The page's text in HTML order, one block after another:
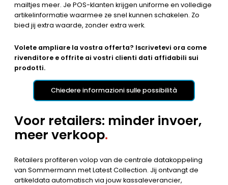
mailtjes meer. Je POS-klanten krijgen uniforme en volledige
artikelinformatie waarmee ze snel kunnen schakelen. Zo
bied jij extra waarde, zonder extra werk.
Volete ampliare la vostra offerta? Iscrivetevi ora come
rivenditore e offrite ai vostri clienti dati affidabili sui
prodotti.
Chiedere informazioni sulle possibilità
Voor retailers: minder invoer,
meer verkoop.
Retailers profiteren volop van de centrale datakoppeling
van Sommermann met Latest Collection. Jij ontvangt de
artikeldata automatisch via jouw kassaleverancier,